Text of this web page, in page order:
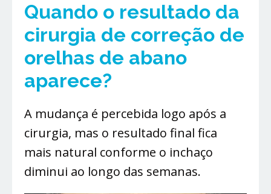
Quando o resultado da
cirurgia de correção de
orelhas de abano
aparece?
A mudança é percebida logo após a
cirurgia, mas o resultado final fica
mais natural conforme o inchaço
diminui ao longo das semanas.